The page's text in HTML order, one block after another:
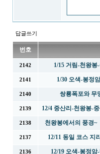
답글쓰기
번호
2142 1/15 거림-천왕
2141 1/30 오색-봉정
2140 쌍룡폭포와 무
2139 12/4 중산리-천왕봉-
2138 천왕봉에서의 풍경~
2137 12/11 동일 코스 지
2136 12/19 오색-봉정